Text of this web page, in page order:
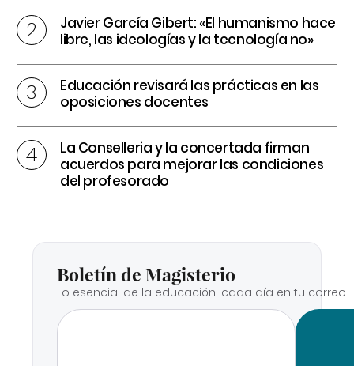
Javier García Gibert: «El humanismo hace
libre, las ideologías y la tecnología no»
Educación revisará las prácticas en las
oposiciones docentes
La Conselleria y la concertada firman
acuerdos para mejorar las condiciones
del profesorado
Boletín de Magisterio
Lo esencial de la educación, cada día en tu correo.